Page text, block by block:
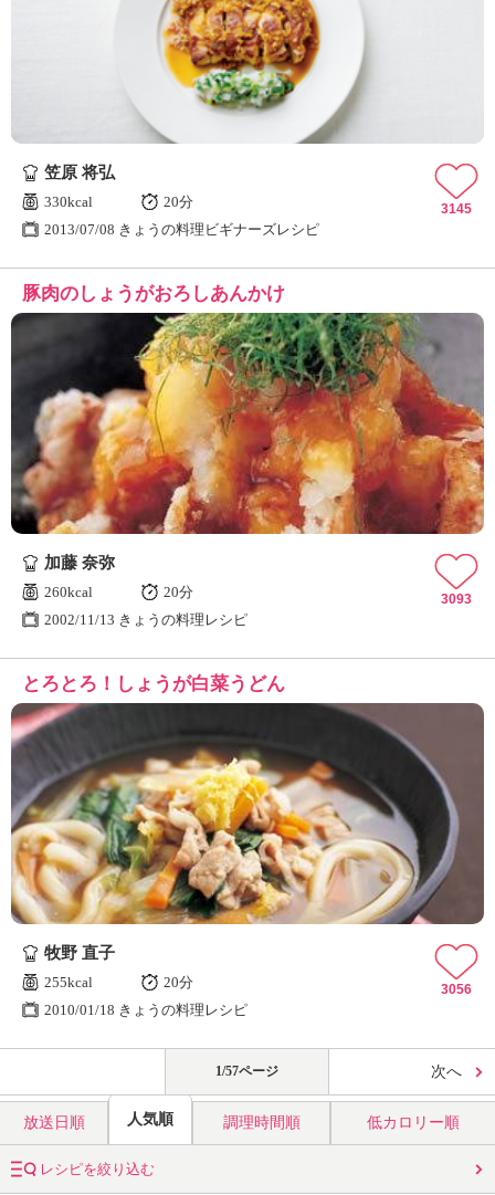
笠原 将弘
330kcal
20分
2013/07/08 きょうの料理ビギナーズレシピ
3145
豚肉のしょうがおろしあんかけ
加藤 奈弥
260kcal
20分
2002/11/13 きょうの料理レシピ
3093
とろとろ！しょうが白菜うどん
牧野 直子
255kcal
20分
2010/01/18 きょうの料理レシピ
3056
1/57ページ 次へ
放送日順 人気順 調理時間順 低カロリー順
レシピを絞り込む